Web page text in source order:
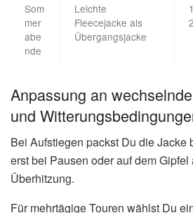
Som
mer
abe
nde
Leichte
Fleecejacke als
Übergangsjacke
Anpassung an
und
Bei Aufstiegen packst Du die Jacke
erst bei Pausen oder auf dem
Überhitzung.
Für mehrtägige Touren wählst Du